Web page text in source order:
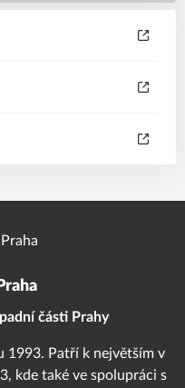
části Prahy
1993. Patří k největším v
kde také ve spolupráci s